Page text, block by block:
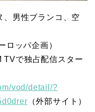
、男性ブランコ、空
ロッパ企画）
TVで独占配信スター
vod/detail/?
（外部サイト）